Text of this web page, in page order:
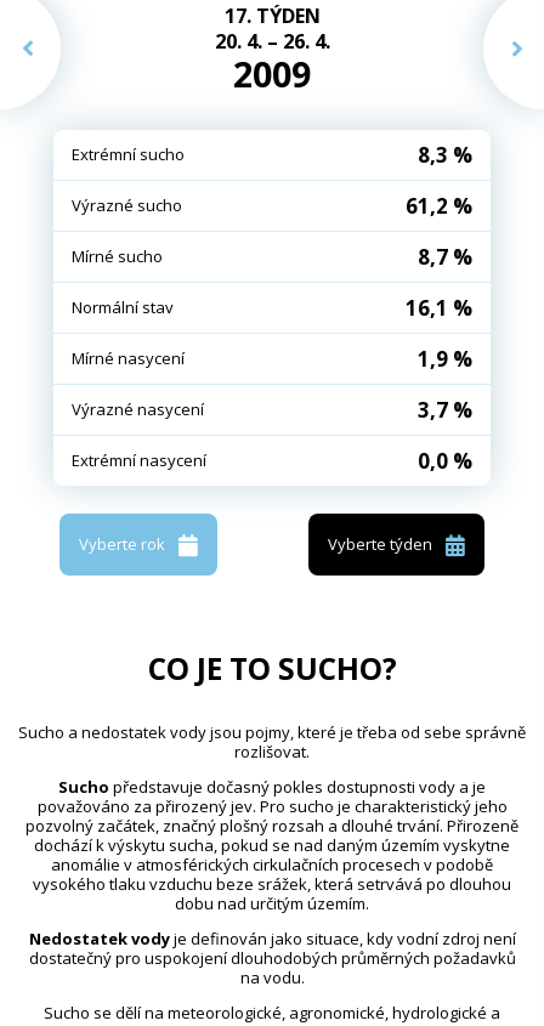
17. TÝDEN
20. 4. – 26. 4.
2009
Extrémní sucho 8,3 %
Výrazné sucho 61,2 %
Mírné sucho 8,7 %
Normální stav 16,1 %
Mírné nasycení 1,9 %
Výrazné nasycení 3,7 %
Extrémní nasycení 0,0 %
Vyberte rok Vyberte týden
CO JE TO SUCHO?
Sucho a nedostatek vody jsou pojmy, které je třeba od sebe správně
rozlišovat.
Sucho představuje dočasný pokles dostupnosti vody a je
považováno za přirozený jev. Pro sucho je charakteristický jeho
pozvolný začátek, značný plošný rozsah a dlouhé trvání. Přirozeně
dochází k výskytu sucha, pokud se nad daným územím vyskytne
anomálie v atmosférických cirkulačních procesech v podobě
vysokého tlaku vzduchu beze srážek, která setrvává po dlouhou
dobu nad určitým územím.
Nedostatek vodyje definován jako situace, kdy vodní zdroj není
dostatečný pro uspokojení dlouhodobých průměrných požadavků
na vodu.
Sucho se dělí na meteorologické, agronomické, hydrologické a